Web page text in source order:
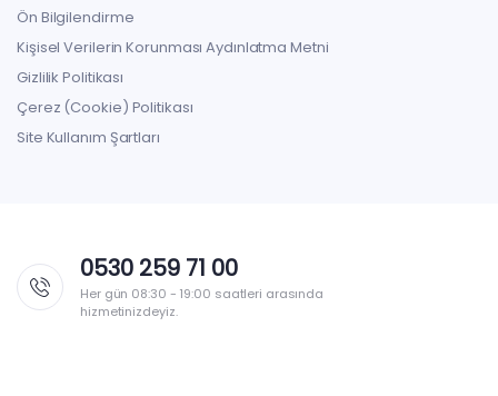
Ön Bilgilendirme
Kişisel Verilerin Korunması Aydınlatma Metni
Gizlilik Politikası
Çerez (Cookie) Politikası
Site Kullanım Şartları
0530 259 71 00
Her gün 08:30 - 19:00 saatleri arasında
hizmetinizdeyiz.